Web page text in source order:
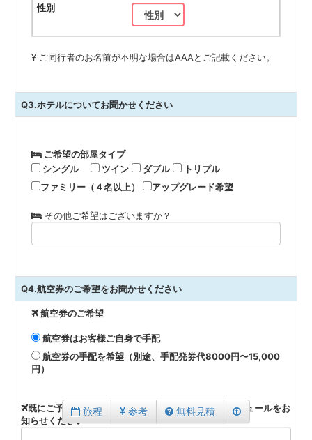
旅程 参考 無料見積
¥ ご同行者のお名前が不明な場合はAAAとご記載ください。
Q3.ホテルについてお聞かせください
ご希望の部屋タイプ
シングル
ツイン ダブル
トリプル
ファミリー（４名以上）
アップグレード希望
その他ご希望はございますか？
Q4.航空券のご希望をお聞かせください
航空券のご希望
航空券はお客様ご自身で手配
航空券の手配を希望（別途、手配発券代8000円〜15,000
円）
既にご予約済み航空券をお持ちの方はフライトスケジュールをお
知らせください